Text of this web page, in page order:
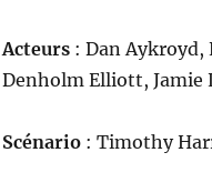
Acteurs: Dan Aykroyd,
Denholm Elliott, Jamie
Scénario: Timothy